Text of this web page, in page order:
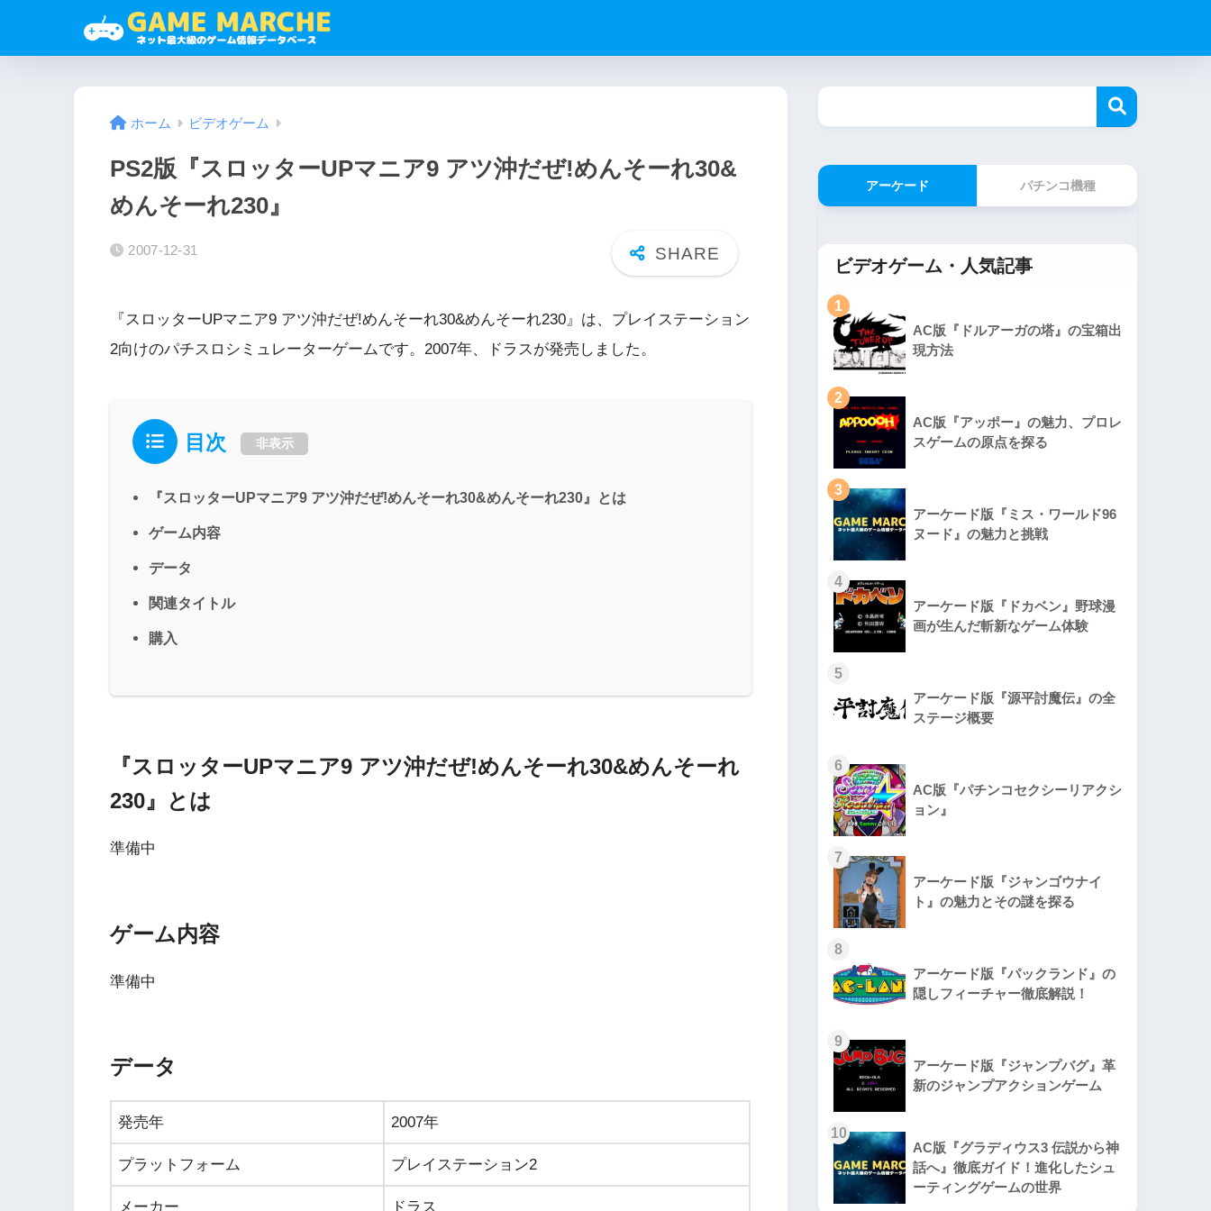
ホーム ビデオゲーム
PS2版『スロッターUPマニア9 アツ沖だぜ!めんそーれ30&
めんそーれ230』
2007-12-31
『スロッターUPマニア9 アツ沖だぜ!めんそーれ30&めんそーれ230』は、プレイステーション
2向けのパチスロシミュレーターゲームです。2007年、ドラスが発売しました。
目次 非表示
『スロッターUPマニア9 アツ沖だぜ!めんそーれ30&めんそーれ230』とは
ゲーム内容
データ
関連タイトル
購入
『スロッターUPマニア9 アツ沖だぜ!めんそーれ30&めんそーれ
230』とは
準備中
ゲーム内容
準備中
データ
発売年 2007年
プラットフォーム プレイステーション2
メーカー ドラス
アーケード パチンコ機種
ビデオゲーム・人気記事
1
AC版『ドルアーガの塔』の宝箱出
現方法
2
AC版『アッポー』の魅力、プロレ
スゲームの原点を探る
3
アーケード版『ミス・ワールド96
ヌード』の魅力と挑戦
4
アーケード版『ドカベン』野球漫
画が生んだ斬新なゲーム体験
5
アーケード版『源平討魔伝』の全
ステージ概要
6
AC版『パチンコセクシーリアクシ
ョン』
7
アーケード版『ジャンゴウナイ
ト』の魅力とその謎を探る
8
アーケード版『パックランド』の
隠しフィーチャー徹底解説！
9
アーケード版『ジャンプバグ』革
新のジャンプアクションゲーム
10
AC版『グラディウス3 伝説から神
話へ』徹底ガイド！進化したシュ
ーティングゲームの世界